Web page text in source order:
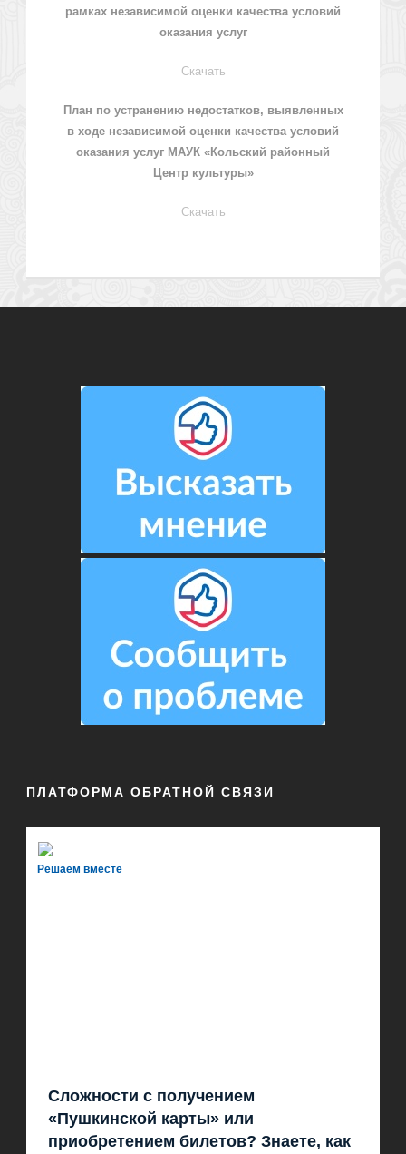
рамках независимой оценки качества условий
оказания услуг
Скачать
План по устранению недостатков, выявленных
в ходе независимой оценки качества условий
оказания услуг МАУК «Кольский районный
Центр культуры»
Скачать
ПЛАТФОРМА ОБРАТНОЙ СВЯЗИ
Решаем вместе
Сложности с получением
«Пушкинской карты» или
приобретением билетов? Знаете, как